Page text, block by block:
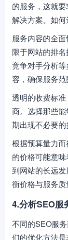
的服务，这就
解决方案。如
服务内容的全
限于网站的排名
竞争对手分析
容，确保服务范
透明的收费标
商。选择那些
期出现不必要的
根据预算量力
的价格可能意
到网站的长远
衡价格与服务质
4.分析SEO服
不同的SEO服
们的优化方法